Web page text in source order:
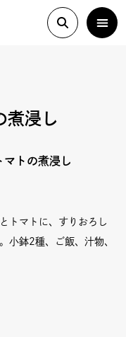
煮浸し
マトの煮浸し
トマトに、すりおろし
小鉢2種、ご飯、汁物、